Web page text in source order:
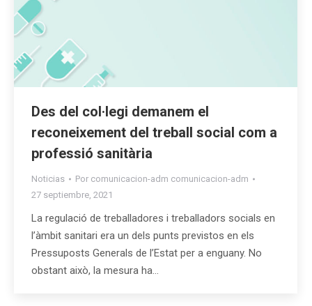
Des del col·legi demanem el
reconeixement del treball social com a
professió sanitària
Noticias Por comunicacion-adm comunicacion-adm
27 septiembre, 2021
La regulació de treballadores i treballadors socials en
l’àmbit sanitari era un dels punts previstos en els
Pressuposts Generals de l’Estat per a enguany. No
obstant això, la mesura ha…